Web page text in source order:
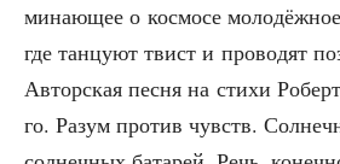
ми­на­ю­щее о кос­мо­се
где тан­цу­ют твист и про­во­дят
Автор­ская пес­ня на сти­хи
го. Разум про­тив чувств.